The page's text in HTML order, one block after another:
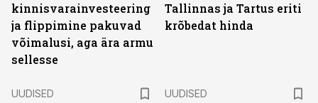
kinnisvarainvesteering
ja flippimine pakuvad
võimalusi, aga ära armu
sellesse
Tallinnas ja Tartus eriti
krõbedat hinda
UUDISED
UUDISED